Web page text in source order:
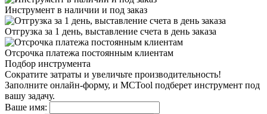
Инструмент в наличии и под заказ
Отгрузка за 1 день, выставление счета в день заказа
Отсрочка платежа постоянным клиентам
Подбор инструмента
Сократите затраты и увеличьте производительность!
Заполните онлайн-форму, и MCTool подберет инструмент под
вашу задачу.
Ваше имя: